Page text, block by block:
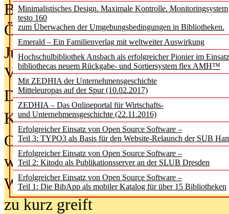
Minimalistisches Design. Maximale Kontrolle. Monitoringsystem
testo 160
zum Überwachen der Umgebungsbedingungen in Bibliotheken.
Emerald – Ein Familienverlag mit weltweiter Auswirkung
Hochschulbibliothek Ansbach als erfolgreicher Pionier im
bibliothecas neuem Rückgabe- und Sortiersystem flex AMH™
Mit ZEDHIA der Unternehmensgeschichte
Mitteleuropas auf der Spur (10.02.2017)
ZEDHIA – Das Onlineportal für Wirtschafts-
und Unternehmensgeschichte (22.11.2016)
Erfolgreicher Einsatz von Open Source Software –
Teil 3: TYPO3 als Basis für den Website-Relaunch der SUB
Erfolgreicher Einsatz von Open Source Software –
Teil 2: Kitodo als Publikationsserver an der SLUB Dresden
Erfolgreicher Einsatz von Open Source Software –
Teil 1: Die BibApp als mobiler Katalog für über 15 Bibliotheken
Bürgerforum fordert mehr
Öffentlichkeit
Jugendliche wollen besseren
Verbote
Digitale Langzeit­archi­vierung
KI-Chatbots werden Teil der
Offene Infrastrukturen für
wissenschaftliche
Warum die Debatte über KI-Texte
zu kurz greift